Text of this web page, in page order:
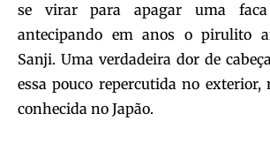
se virar para apagar uma faca
antecipando em anos o pirulito
Sanji. Uma verdadeira dor de
essa pouco repercutida no
conhecida no Japão.